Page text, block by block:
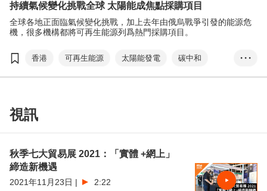
持續氣候變化挑戰全球 太陽能成焦點採購項目
全球各地正面臨氣候變化挑戰，加上去年由俄烏戰爭引發的能源危
機，很多機構都將可再生能源列爲熱門採購項目。
香港 可再生能源 太陽能發電
碳中和
國際環保博覽
香港國際秋季燈飾展
• • •
視訊
秋季七大貿易展 2021：「實體 +網上」
締造新機遇
2021年11月23日 | 2:22